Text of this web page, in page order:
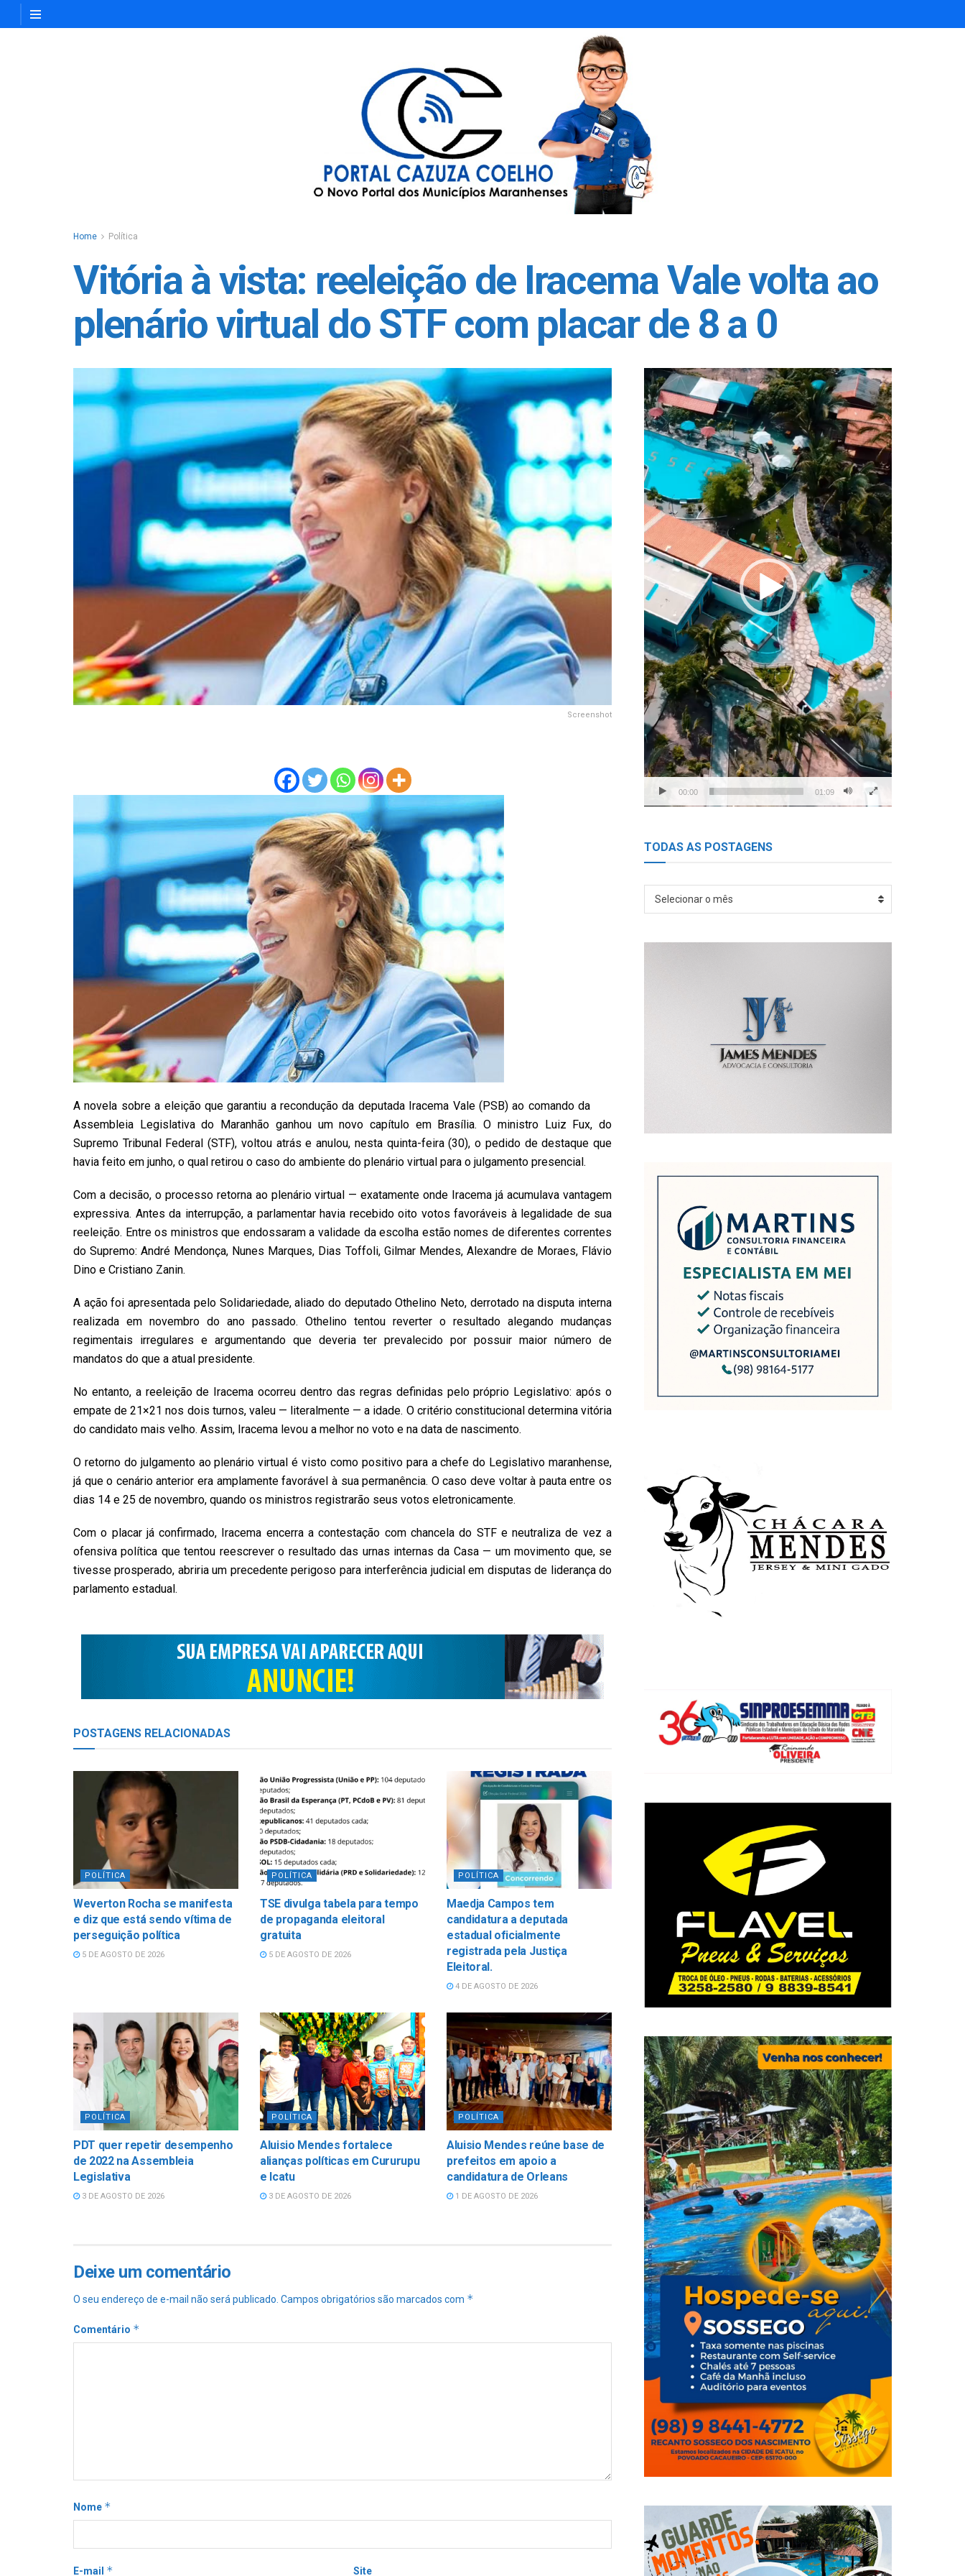
Home Política
Vitória à vista: reeleição de Iracema Vale volta ao
plenário virtual do STF com placar de 8 a 0
Screenshot
A novela sobre a eleição que garantiu a recondução da deputada Iracema Vale (PSB) ao comando da
Assembleia Legislativa do Maranhão ganhou um novo capítulo em Brasília. O ministro Luiz Fux, do
Supremo Tribunal Federal (STF), voltou atrás e anulou, nesta quinta-feira (30), o pedido de destaque que
havia feito em junho, o qual retirou o caso do ambiente do plenário virtual para o julgamento presencial.
Com a decisão, o processo retorna ao plenário virtual — exatamente onde Iracema já acumulava vantagem
expressiva. Antes da interrupção, a parlamentar havia recebido oito votos favoráveis à legalidade de sua
reeleição. Entre os ministros que endossaram a validade da escolha estão nomes de diferentes correntes
do Supremo: André Mendonça, Nunes Marques, Dias Toffoli, Gilmar Mendes, Alexandre de Moraes, Flávio
Dino e Cristiano Zanin.
A ação foi apresentada pelo Solidariedade, aliado do deputado Othelino Neto, derrotado na disputa interna
realizada em novembro do ano passado. Othelino tentou reverter o resultado alegando mudanças
regimentais irregulares e argumentando que deveria ter prevalecido por possuir maior número de
mandatos do que a atual presidente.
No entanto, a reeleição de Iracema ocorreu dentro das regras definidas pelo próprio Legislativo: após o
empate de 21×21 nos dois turnos, valeu — literalmente — a idade. O critério constitucional determina vitória
do candidato mais velho. Assim, Iracema levou a melhor no voto e na data de nascimento.
O retorno do julgamento ao plenário virtual é visto como positivo para a chefe do Legislativo maranhense,
já que o cenário anterior era amplamente favorável à sua permanência. O caso deve voltar à pauta entre os
dias 14 e 25 de novembro, quando os ministros registrarão seus votos eletronicamente.
Com o placar já confirmado, Iracema encerra a contestação com chancela do STF e neutraliza de vez a
ofensiva política que tentou reescrever o resultado das urnas internas da Casa — um movimento que, se
tivesse prosperado, abriria um precedente perigoso para interferência judicial em disputas de liderança do
parlamento estadual.
POSTAGENS RELACIONADAS
POLÍTICA
Weverton Rocha se manifesta
e diz que está sendo vítima de
perseguição política
5 DE AGOSTO DE 2026
POLÍTICA
TSE divulga tabela para tempo
de propaganda eleitoral
gratuita
5 DE AGOSTO DE 2026
POLÍTICA
Maedja Campos tem
candidatura a deputada
estadual oficialmente
registrada pela Justiça
Eleitoral.
4 DE AGOSTO DE 2026
POLÍTICA
PDT quer repetir desempenho
de 2022 na Assembleia
Legislativa
3 DE AGOSTO DE 2026
POLÍTICA
Aluisio Mendes fortalece
alianças políticas em Cururupu
e Icatu
3 DE AGOSTO DE 2026
POLÍTICA
Aluisio Mendes reúne base de
prefeitos em apoio a
candidatura de Orleans
1 DE AGOSTO DE 2026
Deixe um comentário
O seu endereço de e-mail não será publicado. Campos obrigatórios são marcados com *
Comentário *
Nome *
E-mail * Site
Tocador
de
vídeo
00:00 01:09
TODAS AS POSTAGENS
TODAS
Selecionar o mês